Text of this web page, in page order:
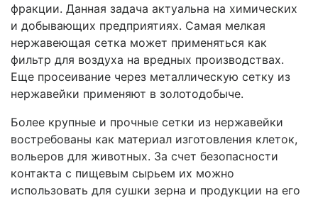
фракции. Данная задача актуальна на химических
и добывающих предприятиях. Самая мелкая
нержавеющая сетка может применяться как
фильтр для воздуха на вредных производствах.
Еще просеивание через металлическую сетку из
нержавейки применяют в золотодобыче.
Более крупные и прочные сетки из нержавейки
востребованы как материал изготовления клеток,
вольеров для животных. За счет безопасности
контакта с пищевым сырьем их можно
использовать для сушки зерна и продукции на его